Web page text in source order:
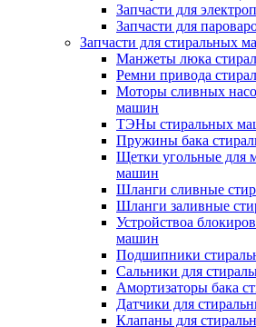
Запчасти для
Запчасти для
Запчасти для стиральных
Манжеты люка
Ремни привода
Моторы сливных
машин
ТЭНы стиральных
Пружины бака
Щетки угольные для
машин
Шланги сливные
Шланги заливные
Устройствоа
машин
Подшипники
Сальники для
Амортизаторы бака
Датчики для
Клапаны для